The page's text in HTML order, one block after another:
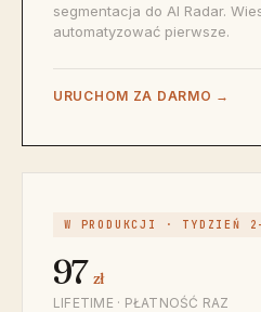
segmentacja do AI Radar.
automatyzować pierwsze.
URUCHOM ZA DARMO →
W PRODUKCJI · TYDZIEŃ
97 zł
LIFETIME · PŁATNOŚĆ RAZ